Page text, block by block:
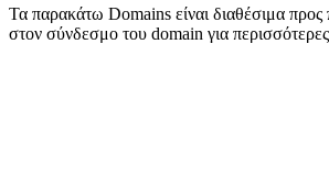
Τα παρακάτω Domains είναι διαθέσιμα
στον σύνδεσμο του domain για